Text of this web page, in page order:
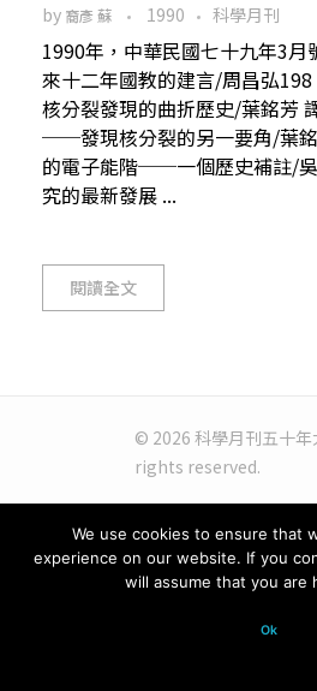
by 裔彥 蘇 1990 科學月刊
1990年，中華民國七十九年3月
來十二年國教的建言/周昌弘
核分裂發現的曲折歷史/葉銘芳
──發現核分裂的另一要角/葉
的電子能階──一個歷史補註/
究的最新發展 ...
閱讀全文
© 2026 科學月刊五十年
rights reserved.
We use cookies to ensure that
experience on our website. If you
will assume that you are
Ok